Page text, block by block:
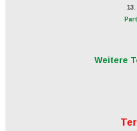
13.
Weitere